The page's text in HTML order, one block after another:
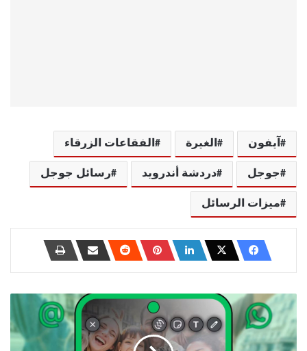
آيفون الغيرة الفقاعات الزرقاء
جوجل دردشة أندرويد رسائل جوجل
ميزات الرسائل
طرق
سهلة
لذكر
أصدقائك